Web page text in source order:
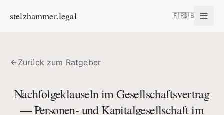
stelzhammer.legal 🇫🇷🇬🇧
Zurück zum Ratgeber
Nachfolgeklauseln im Gesellschaftsvertrag
— Personen- und Kapitalgesellschaft im